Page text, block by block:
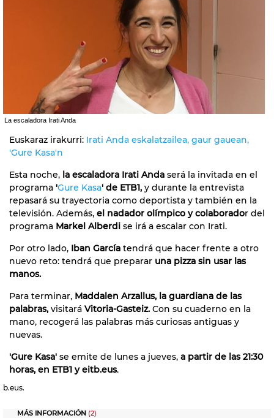
La escaladora Irati Anda
Euskaraz irakurri: Irati Anda eskalatzailea, gaur gauean,
'Gure Kasa'n
Esta noche, la escaladora Irati Anda será la invitada en el
programa 'Gure Kasa' de ETB1, y durante la entrevista
repasará su trayectoria como deportista y también en la
televisión. Además, el nadador olímpico y colaborador del
programa Markel Alberdi se irá a escalar con Irati.
Por otro lado, Iban García tendrá que hacer frente a otro
nuevo reto: tendrá que preparar una pizza sin usar las
manos.
Para terminar, Maddalen Arzallus, la guardiana de las
palabras, visitará Vitoria-Gasteiz. Con su cuaderno en la
mano, recogerá las palabras más curiosas antiguas y
nuevas.
'Gure Kasa' se emite de lunes a jueves, a partir de las 21:30
horas, en ETB1 y eitb.eus.
b.eus.
MÁS INFORMACIÓN (2)